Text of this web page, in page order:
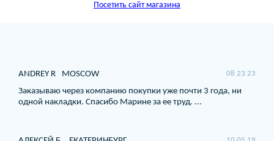
Посетить сайт магазина
ANDREY R MOSCOW 08 23 23
Заказываю через компанию покупки уже почти 3 года, ни
одной накладки. Спасибо Марине за ее труд. ...